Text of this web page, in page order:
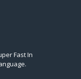
Fast In